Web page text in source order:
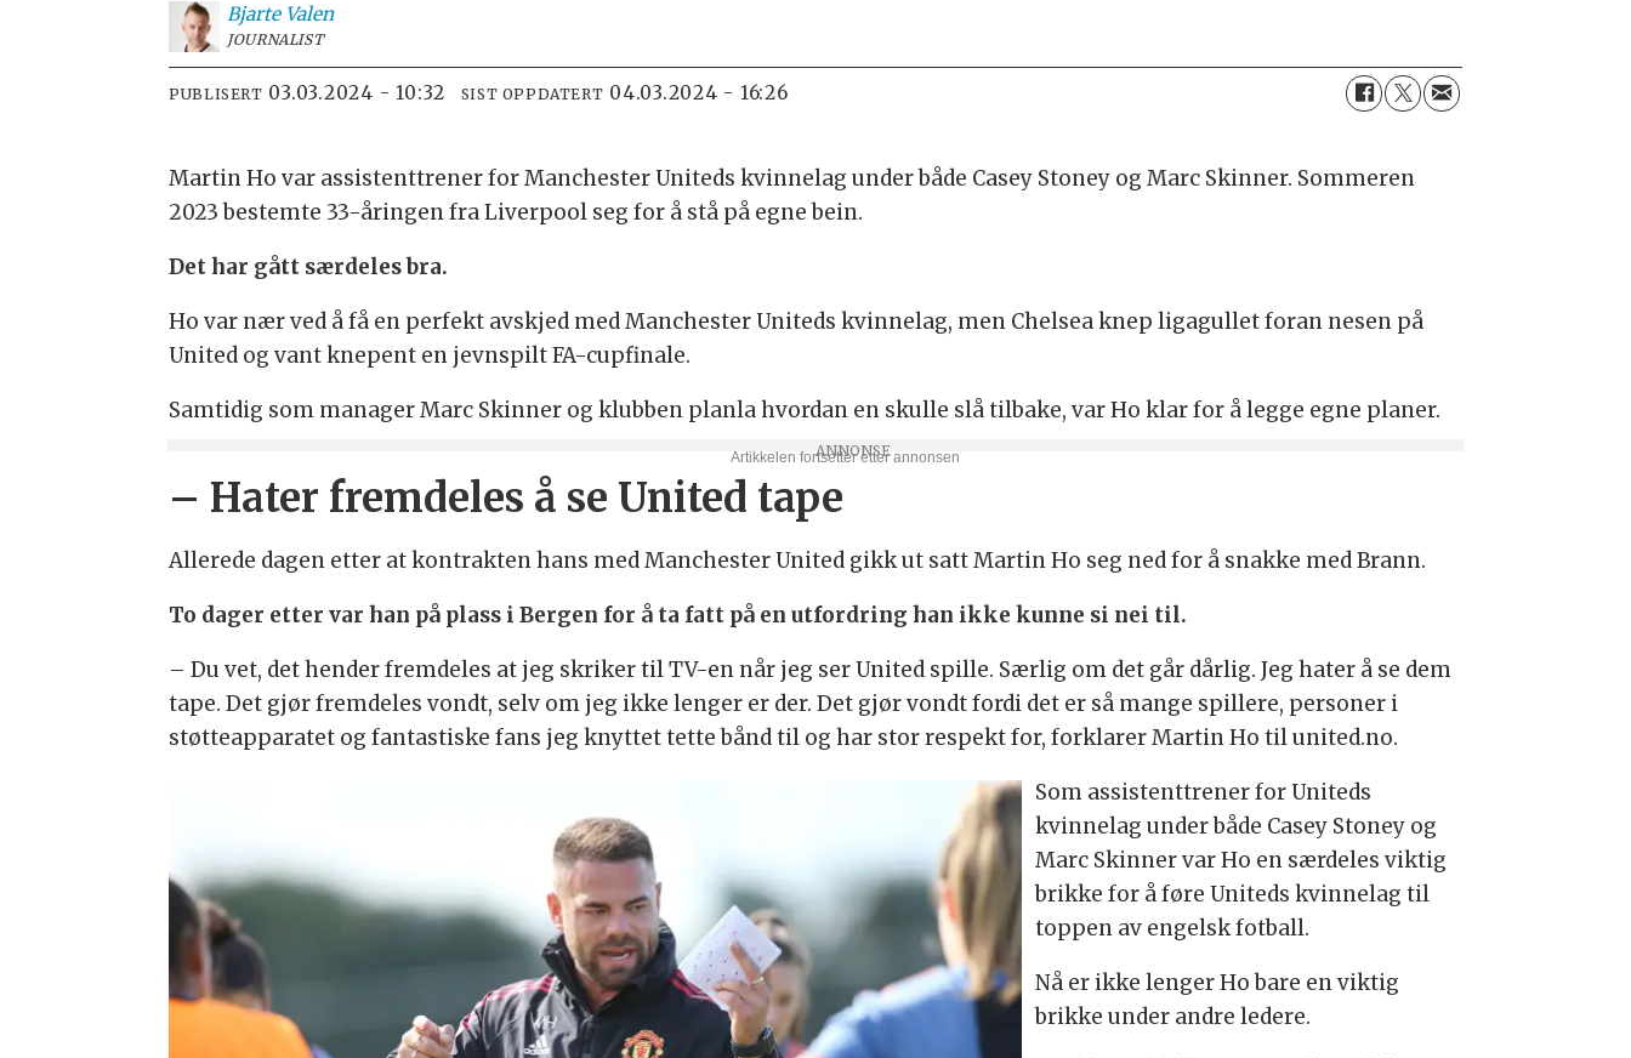
Bjarte Valen
JOURNALIST
PUBLISERT 03.03.2024 - 10:32 SIST OPPDATERT 04.03.2024 - 16:26
Martin Ho var assistenttrener for Manchester Uniteds kvinnelag under både Casey Stoney og Marc Skinner. Sommeren
2023 bestemte 33-åringen fra Liverpool seg for å stå på egne bein.
Det har gått særdeles bra.
Ho var nær ved å få en perfekt avskjed med Manchester Uniteds kvinnelag, men Chelsea knep ligagullet foran nesen på
United og vant knepent en jevnspilt FA-cupfinale.
Samtidig som manager Marc Skinner og klubben planla hvordan en skulle slå tilbake, var Ho klar for å legge egne planer.
– Hater fremdeles å se United tape
Allerede dagen etter at kontrakten hans med Manchester United gikk ut satt Martin Ho seg ned for å snakke med Brann.
To dager etter var han på plass i Bergen for å ta fatt på en utfordring han ikke kunne si nei til.
– Du vet, det hender fremdeles at jeg skriker til TV-en når jeg ser United spille. Særlig om det går dårlig. Jeg hater å se dem
tape. Det gjør fremdeles vondt, selv om jeg ikke lenger er der. Det gjør vondt fordi det er så mange spillere, personer i
støtteapparatet og fantastiske fans jeg knyttet tette bånd til og har stor respekt for, forklarer Martin Ho til united.no.
Som assistenttrener for Uniteds
kvinnelag under både Casey Stoney og
Marc Skinner var Ho en særdeles viktig
brikke for å føre Uniteds kvinnelag til
toppen av engelsk fotball.
Nå er ikke lenger Ho bare en viktig
brikke under andre ledere.